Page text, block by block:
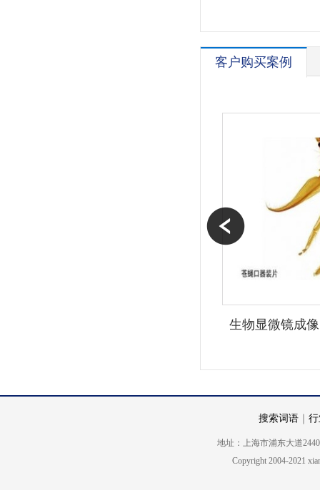
客户购买案例
生物显微镜成
搜索词语
地址：上海市浦东大道2440
Copyright 2004-2021